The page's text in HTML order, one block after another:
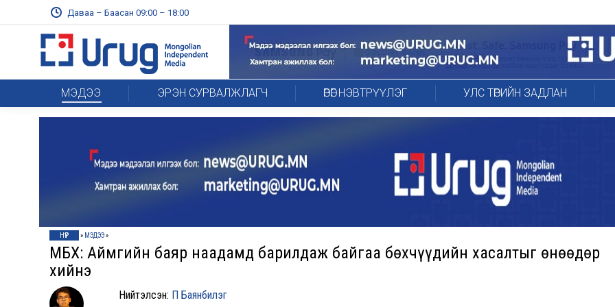
Даваа – Баасан 09:00 – 18:00
МЭДЭЭ ЭРЭН СУРВАЛЖЛАГЧ ӨРӨГ НЭВТРҮҮЛЭГ УЛС ТӨРИЙН ЗАДЛАН
НҮҮР » МЭДЭЭ»
МҮБХ: Аймгийн баяр наадамд барилдаж байгаа бөхчүүдийн хасалтыг өнөөдөр
хийнэ
Нийтэлсэн: П Баянбилэг